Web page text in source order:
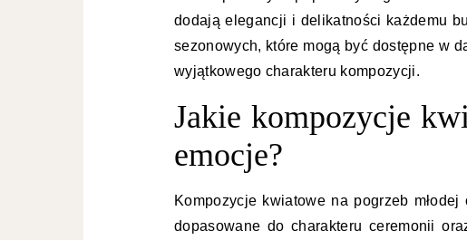
dodają elegancji i delikatności każdemu
sezonowych, które mogą być dostępne w
wyjątkowego charakteru kompozycji.
Jakie kompozycje
emocje?
Kompozycje kwiatowe na pogrzeb
dopasowane do charakteru ceremonii